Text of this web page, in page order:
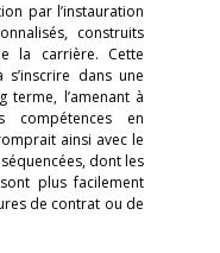
par l’instauration
construits
la carrière. Cette
dans une
l’amenant à
compétences en
ainsi avec le
dont les
plus facilement
de contrat ou de